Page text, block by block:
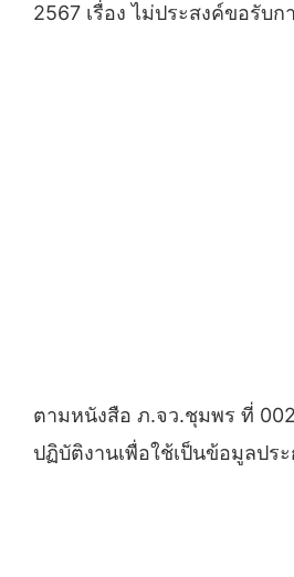
2567 เรื่อง ไม่ประสงค์ขอรับ
ตามหนังสือ ภ.จว.ชุมพร ที่
ปฏิบัติงานเพื่อใช้เป็นข้อมูลปร